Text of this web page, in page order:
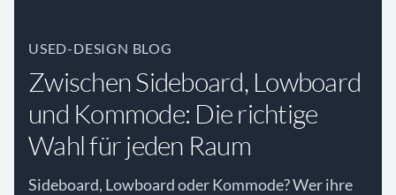
USED-DESIGN BLOG
Zwischen Sideboard, Lowboard
und Kommode: Die richtige
Wahl für jeden Raum
Sideboard, Lowboard oder Kommode? Wer ihre